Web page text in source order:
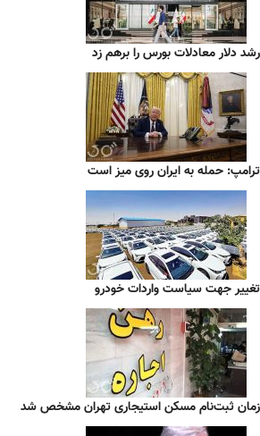
رشد دلار معادلات بورس را برهم زد
ترامپ: حمله به ایران روی میز است
تغییر جهت سیاست واردات خودرو
زمان ثبت‌نام مسکن استیجاری تهران مشخص شد